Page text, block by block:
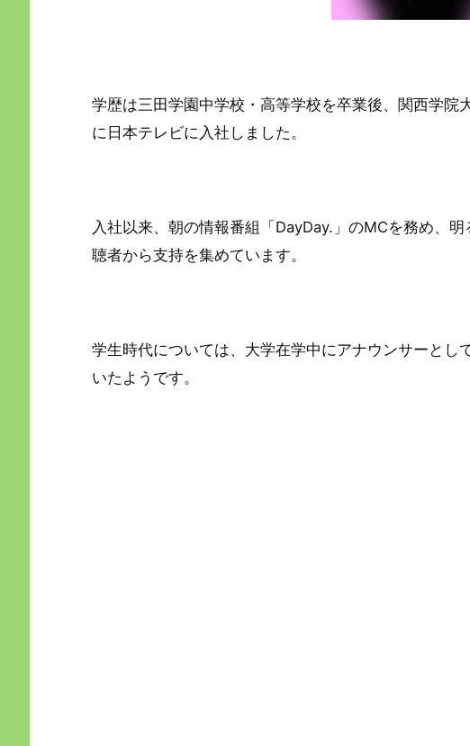
学歴は三田学園中学校・高等学校を卒業後、関西学院
に日本テレビに入社しました。
入社以来、朝の情報番組「DayDay.」のMCを務め、
聴者から支持を集めています。
学生時代については、大学在学中にアナウンサーとし
いたようです。